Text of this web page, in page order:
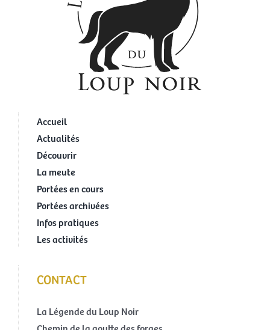
Accueil
Actualités
Découvrir
La meute
Portées en cours
Portées archivées
Infos pratiques
Les activités
CONTACT
La Légende du Loup Noir